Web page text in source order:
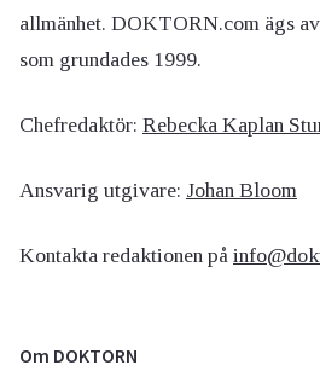
allmänhet. DOKTORN.com ägs
som grundades 1999.
Chefredaktör: Rebecka Kaplan
Ansvarig utgivare: Johan Bloom
Kontakta redaktionen på
Om DOKTORN